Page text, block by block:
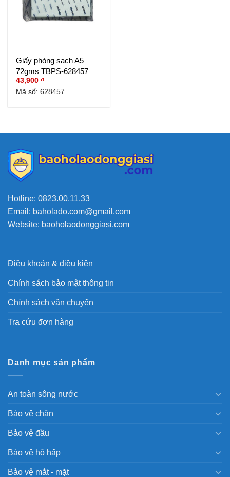
Giấy phòng sạch A5
72gms TBPS-628457
43,900₫
Mã số: 628457
Hotline: 0823.00.11.33
Email: baholado.com@gmail.com
Website: baoholaodonggiasi.com
Điều khoản & điều kiện
Chính sách bảo mật thông tin
Chính sách vận chuyển
Tra cứu đơn hàng
Danh mục sản phẩm
An toàn sông nước
Bảo vệ chân
Bảo vệ đầu
Bảo vệ hô hấp
Bảo vệ mắt - mặt